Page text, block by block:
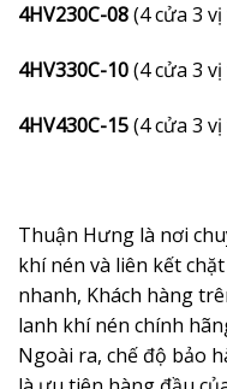
4HV230C-08(4 cửa 3
4HV330C-10(4 cửa 3
4HV430C-15(4 cửa 3
Thuận Hưng là nơi
khí nén và liên kết
nhanh, Khách hàng
lanh khí nén chính
Ngoài ra, chế độ bảo